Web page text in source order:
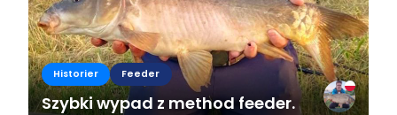
Historier Feeder
Szybki wypad z method feeder.